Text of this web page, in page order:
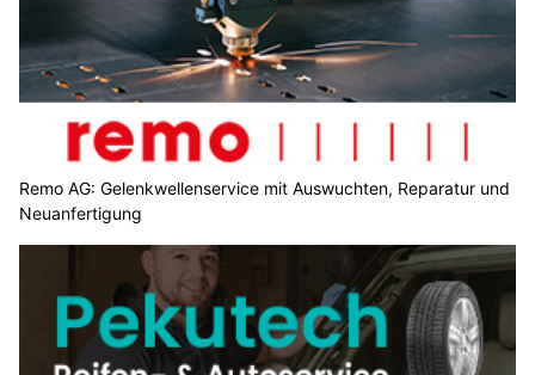
Remo AG: Gelenkwellenservice mit Auswuchten, Reparatur und
Neuanfertigung